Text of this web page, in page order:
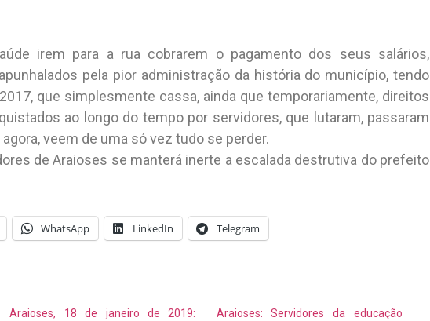
irem para a rua cobrarem o pagamento dos seus salários,
pela pior administração da história do município, tendo
que simplesmente cassa, ainda que temporariamente, direitos
ao longo do tempo por servidores, que lutaram, passaram
veem de uma só vez tudo se perder.
de Araioses se manterá inerte a escalada destrutiva do prefeito
WhatsApp LinkedIn Telegram
Araioses, 18 de janeiro de 2019:
Araioses: Servidores da educação